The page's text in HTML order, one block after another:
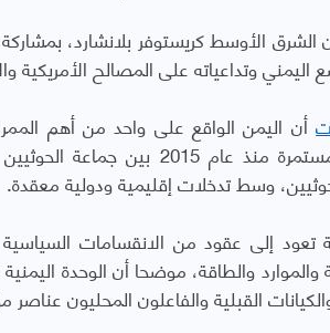
الأوسط كريستوفر بلانشارد، بمشاركة
وتداعياته على المصالح الأمريكية
أن اليمن الواقع على واحد من أهم
المندب، لا يزال يعيش تداعيات حرب
وسط تدخلات إقليمية ودولية معقدة.
تعود إلى عقود من الانقسامات
القبلية والفاعلون المحليون